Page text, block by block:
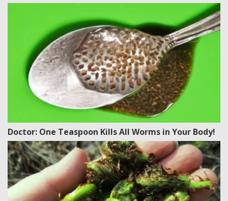
Doctor: One Teaspoon Kills All Worms in Your Body!